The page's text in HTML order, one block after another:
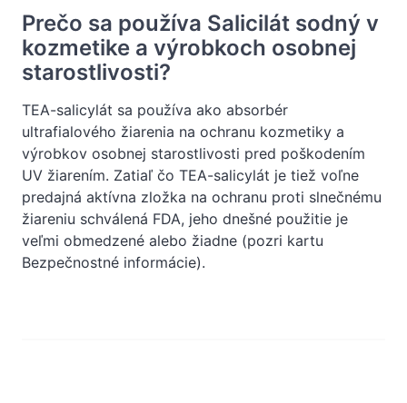
Prečo sa používa Salicilát sodný v
kozmetike a výrobkoch osobnej
starostlivosti?
TEA-salicylát sa používa ako absorbér
ultrafialového žiarenia na ochranu kozmetiky a
výrobkov osobnej starostlivosti pred poškodením
UV žiarením. Zatiaľ čo TEA-salicylát je tiež voľne
predajná aktívna zložka na ochranu proti slnečnému
žiareniu schválená FDA, jeho dnešné použitie je
veľmi obmedzené alebo žiadne (pozri kartu
Bezpečnostné informácie).